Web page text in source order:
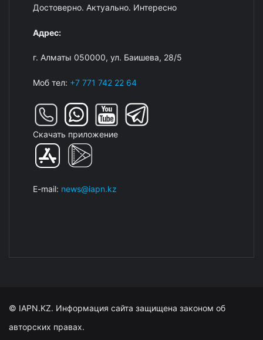
Достоверно. Актуально. Интересно
Адрес:
г. Алматы 050000, ул. Баишева, 28/5
Моб тел: +7 771 742 22 64
Скачать приложение
E-mail: news@iapn.kz
© IAPN.KZ. Информация сайта защищена законом об
авторских правах.